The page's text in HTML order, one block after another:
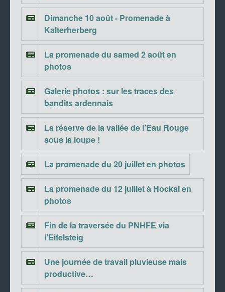
Dimanche 10 août - Promenade à
Kalterherberg
La promenade du samed 2 août en
photos
Galerie photos : sur les traces des
bandits ardennais
La réserve de la vallée de l’Eau Rouge
sous la loupe !
La promenade du 20 juillet en photos
La promenade du 12 juillet à Hockai en
photos
Fin de la traversée du PNHFE via
l’Eifelsteig
Une journée de travail pluvieuse mais
productive…